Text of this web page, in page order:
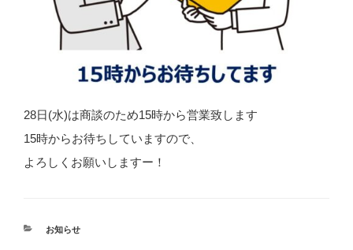
28日(水)は商談のため15時から営業致します
15時からお待ちしていますので、
よろしくお願いしますー！
カ
お知らせ